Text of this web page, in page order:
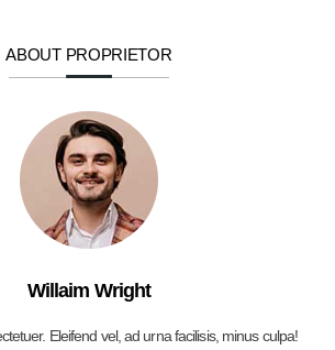
ABOUT PROPRIETOR
Willaim Wright
Eleifend vel, ad urna facilisis, minus culpa!